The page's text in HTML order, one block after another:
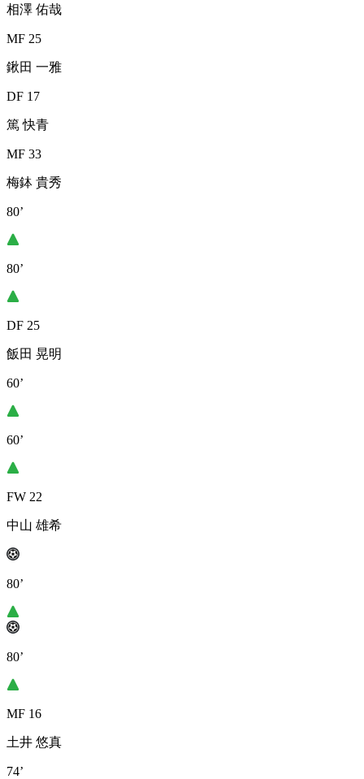
相澤 佑哉
MF 25
鍬田 一雅
DF 17
篤 快青
MF 33
梅鉢 貴秀
80’
80’
DF 25
飯田 晃明
60’
60’
FW 22
中山 雄希
80’
80’
MF 16
土井 悠真
74’